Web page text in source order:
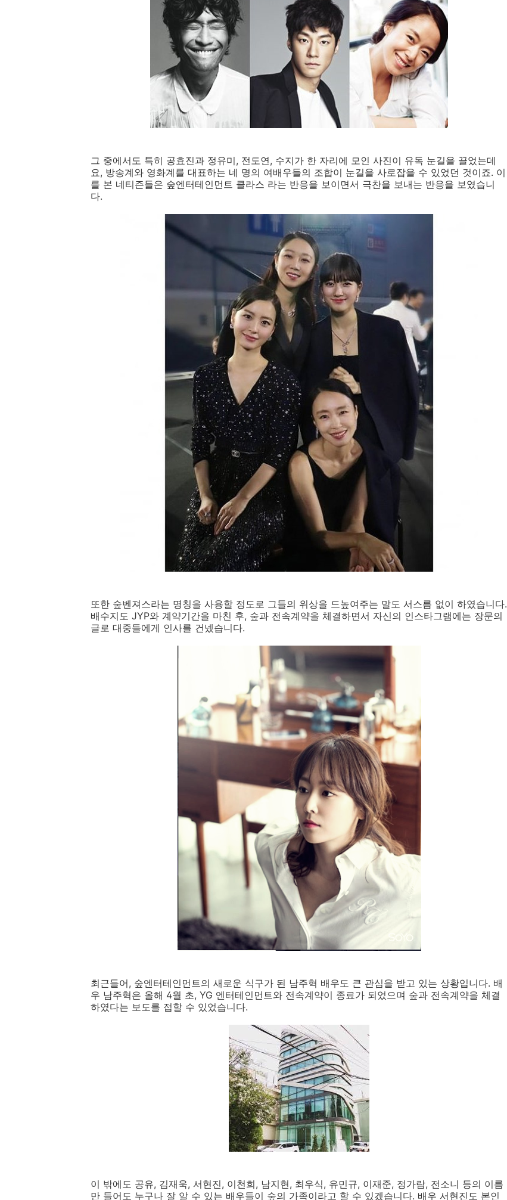
그 중에서도 특히 공효진과 정유미, 전도연, 수지가 한 자리에 모인 사진이 유독 눈길을 끌었는데
요, 방송계와 영화계를 대표하는 네 명의 여배우들의 조합이 눈길을 사로잡을 수 있었던 것이죠. 이
를 본 네티즌들은 숲엔터테인먼트 클라스 라는 반응을 보이면서 극찬을 보내는 반응을 보였습니
다.
또한 숲벤져스라는 명칭을 사용할 정도로 그들의 위상을 드높여주는 말도 서스름 없이 하였습니다.
배수지도 JYP와 계약기간을 마친 후, 숲과 전속계약을 체결하면서 자신의 인스타그램에는 장문의
글로 대중들에게 인사를 건넸습니다.
최근들어, 숲엔터테인먼트의 새로운 식구가 된 남주혁 배우도 큰 관심을 받고 있는 상황입니다. 배
우 남주혁은 올해 4월 초, YG 엔터테인먼트와 전속계약이 종료가 되었으며 숲과 전속계약을 체결
하였다는 보도를 접할 수 있었습니다.
이 밖에도 공유, 김재욱, 서현진, 이천희, 남지현, 최우식, 유민규, 이재준, 정가람, 전소니 등의 이름
만 들어도 누구나 잘 알 수 있는 배우들이 숲의 가족이라고 할 수 있겠습니다. 배우 서현진도 본인